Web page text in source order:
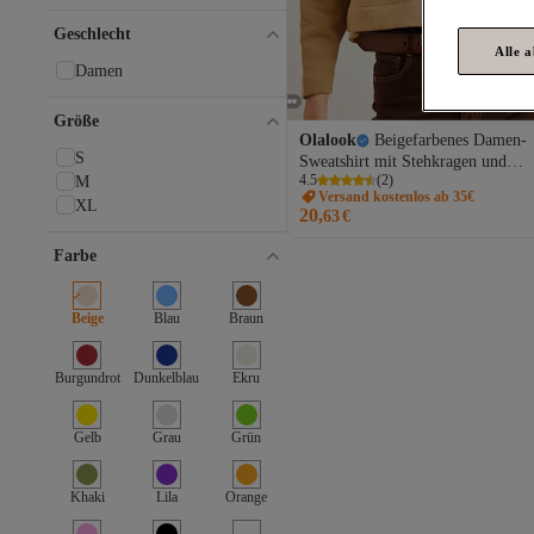
Olalook
Beigefarbenes Damen-
Sweatshirt mit Stehkragen und
Fledermaus-Crop-Design SWT-
19000679
4.5 (2)
Versand kostenlos ab 35€
20,63€
Trend Alaçatı Stili
Happiness İstanbul
Mavi
Nike
Calvin Klein
Alle Marken
Olalook
AC&Co / Altınyıldız Classics
adidas
AFROGİYİM
Altamira
Avva
Benisengiydir
bombe
Boss
caddekombin
Geschlecht
Damen
Größe
S
M
XL
Farbe
Beige Blau Braun
Burgundrot Dunkelblau Ekru
Gelb Grau Grün
Khaki Lila Orange
Alle